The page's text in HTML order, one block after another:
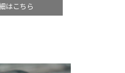
はこちら